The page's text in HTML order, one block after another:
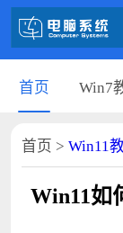
首页 Win7
首页 > Win11
Win11如